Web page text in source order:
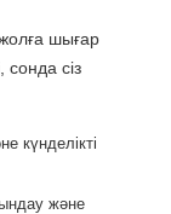
шығар
сіз
күнделікті
және